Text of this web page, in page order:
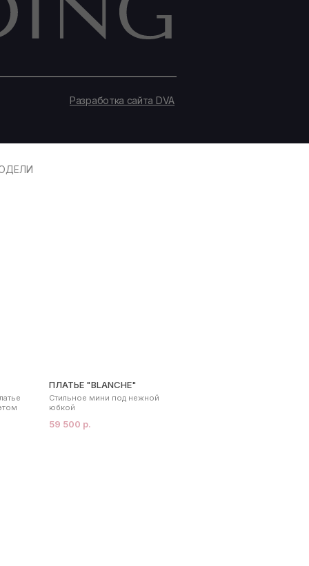
Разработка сайта DVA
ПЛАТЬЕ "BLANCHE"
59 500 р.
Стильное мини под нежной
юбкой